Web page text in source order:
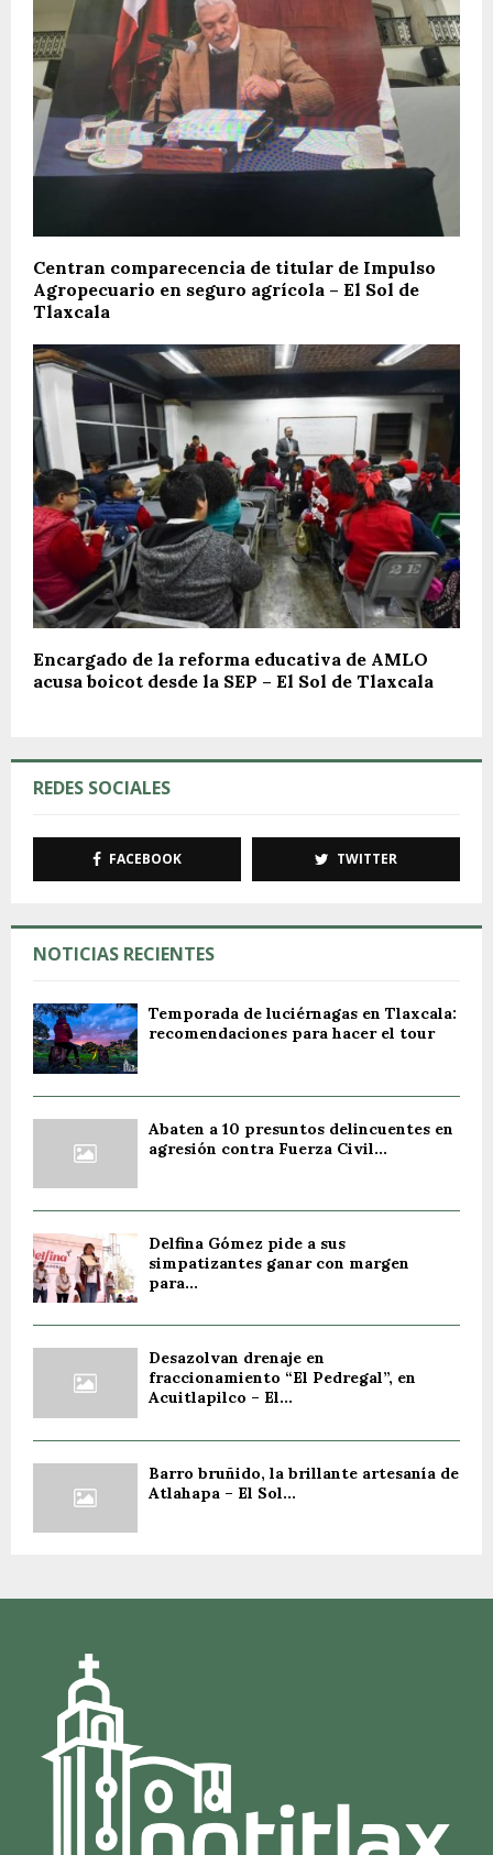
Centran comparecencia de titular de Impulso
Agropecuario en seguro agrícola – El Sol de
Tlaxcala
Encargado de la reforma educativa de AMLO
acusa boicot desde la SEP – El Sol de Tlaxcala
REDES SOCIALES
FACEBOOK TWITTER
NOTICIAS RECIENTES
Temporada de luciérnagas en Tlaxcala:
recomendaciones para hacer el tour
Abaten a 10 presuntos delincuentes en
agresión contra Fuerza Civil...
Delfina Gómez pide a sus
simpatizantes ganar con margen
para...
Desazolvan drenaje en
fraccionamiento “El Pedregal”, en
Acuitlapilco – El...
Barro bruñido, la brillante artesanía de
Atlahapa – El Sol...